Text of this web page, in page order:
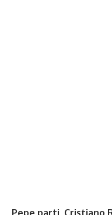
Pepe parti, Cristiano